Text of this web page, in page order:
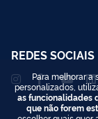
REDES SOCIAIS
Para melhorar a
personalizados,
as funcionalidades
que não forem